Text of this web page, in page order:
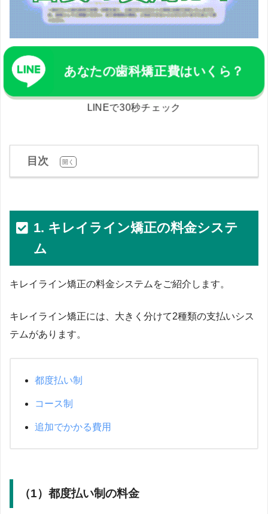
あなたの歯科矯正費はいくら？
LINEで30秒チェック
目次 開く
1. キレイライン矯正の料金システ
ム
キレイライン矯正の料金システムをご紹介します。
キレイライン矯正には、大きく分けて2種類の支払いシス
テムがあります。
都度払い制
コース制
追加でかかる費用
（1）都度払い制の料金